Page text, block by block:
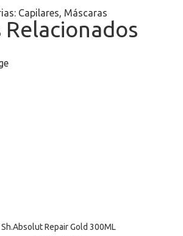
Capilares, Máscaras
Sh.Absolut Repair Gold 300ML